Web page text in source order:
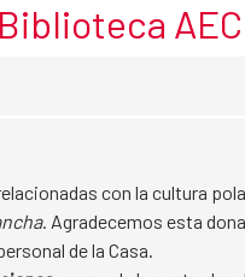
con la cultura
. Agradecemos esta
de la Casa.